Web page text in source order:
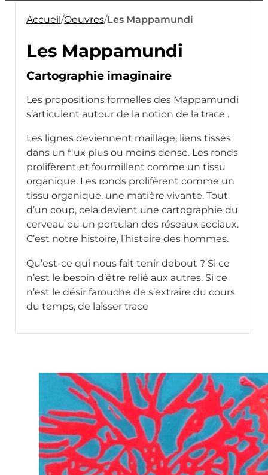
Accueil/Oeuvres/Les Mappamundi
Les Mappamundi
Cartographie imaginaire
Les propositions formelles des Mappamundi
s’articulent autour de la notion de la trace .
Les lignes deviennent maillage, liens tissés
dans un flux plus ou moins dense. Les ronds
prolifèrent et fourmillent comme un tissu
organique. Les ronds prolifèrent comme un
tissu organique, une matière vivante. Tout
d’un coup, cela devient une cartographie du
cerveau ou un portulan des réseaux sociaux.
C’est notre histoire, l’histoire des hommes.
Qu’est-ce qui nous fait tenir debout ? Si ce
n’est le besoin d’être relié aux autres. Si ce
n’est le désir farouche de s’extraire du cours
du temps, de laisser trace